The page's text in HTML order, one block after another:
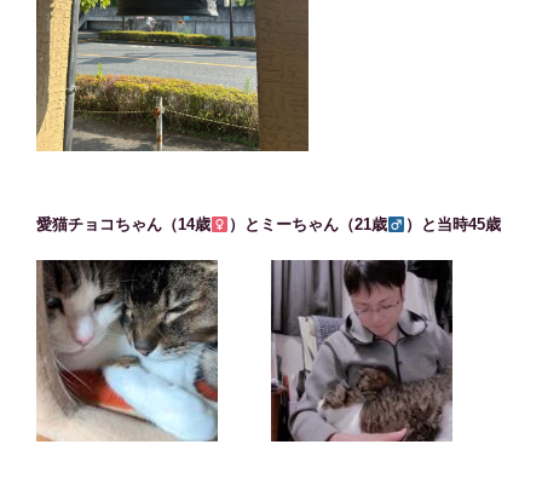
愛猫チョコちゃん（14歳 ）とミーちゃん（21歳 ）と当時45歳